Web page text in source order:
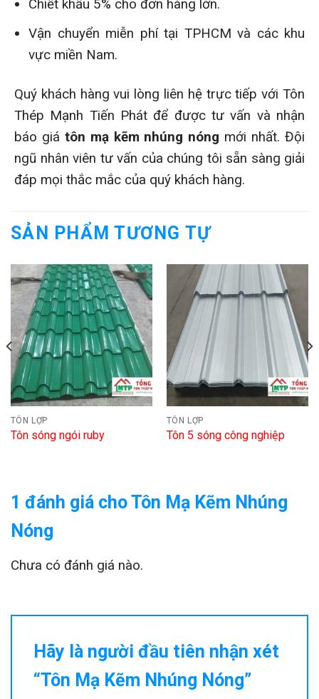
Chiết khấu 5% cho đơn hàng lớn.
Vận chuyển miễn phí tại TPHCM và các khu
vực miền Nam.
Quý khách hàng vui lòng liên hệ trực tiếp với Tôn
Thép Mạnh Tiến Phát để được tư vấn và nhận
báo giá tôn mạ kẽm nhúng nóng mới nhất. Đội
ngũ nhân viên tư vấn của chúng tôi sẵn sàng giải
đáp mọi thắc mắc của quý khách hàng.
SẢN PHẨM TƯƠNG TỰ
TÔN LỢP
Tôn sóng ngói ruby
TÔN LỢP
Tôn 5 sóng công nghiệp
1 đánh giá choTôn Mạ Kẽm Nhúng
Nóng
Chưa có đánh giá nào.
Hãy là người đầu tiên nhận xét
“Tôn Mạ Kẽm Nhúng Nóng”